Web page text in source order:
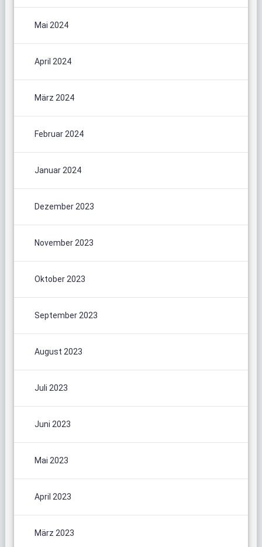
Mai 2024
April 2024
März 2024
Februar 2024
Januar 2024
Dezember 2023
November 2023
Oktober 2023
September 2023
August 2023
Juli 2023
Juni 2023
Mai 2023
April 2023
März 2023